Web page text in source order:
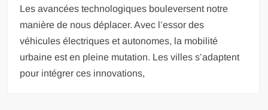
Les avancées technologiques bouleversent notre
manière de nous déplacer. Avec l’essor des
véhicules électriques et autonomes, la mobilité
urbaine est en pleine mutation. Les villes s’adaptent
pour intégrer ces innovations,